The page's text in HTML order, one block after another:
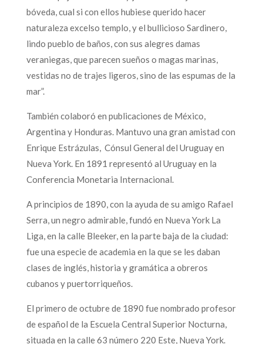
bóveda, cual si con ellos hubiese querido hacer
naturaleza excelso templo, y el bullicioso Sardinero,
lindo pueblo de baños, con sus alegres damas
veraniegas, que parecen sueños o magas marinas,
vestidas no de trajes ligeros, sino de las espumas de la
mar”.
También colaboró en publicaciones de México,
Argentina y Honduras. Mantuvo una gran amistad con
Enrique Estrázulas, Cónsul General del Uruguay en
Nueva York. En 1891 representó al Uruguay en la
Conferencia Monetaria Internacional.
A principios de 1890, con la ayuda de su amigo Rafael
Serra, un negro admirable, fundó en Nueva York La
Liga, en la calle Bleeker, en la parte baja de la ciudad:
fue una especie de academia en la que se les daban
clases de inglés, historia y gramática a obreros
cubanos y puertorriqueños.
El primero de octubre de 1890 fue nombrado profesor
de español de la Escuela Central Superior Nocturna,
situada en la calle 63 número 220 Este, Nueva York.